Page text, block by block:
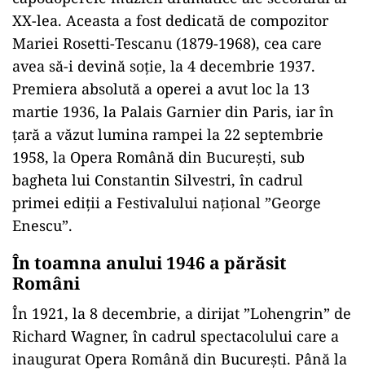
XX-lea. Aceasta a fost dedicată de compozitor
Mariei Rosetti-Tescanu (1879-1968), cea care
avea să-i devină soţie, la 4 decembrie 1937.
Premiera absolută a operei a avut loc la 13
martie 1936, la Palais Garnier din Paris, iar în
ţară a văzut lumina rampei la 22 septembrie
1958, la Opera Română din Bucureşti, sub
bagheta lui Constantin Silvestri, în cadrul
primei ediţii a Festivalului naţional ”George
Enescu”.
În toamna anului 1946 a părăsit
Români
În 1921, la 8 decembrie, a dirijat ”Lohengrin” de
Richard Wagner, în cadrul spectacolului care a
inaugurat Opera Română din Bucureşti. Până la